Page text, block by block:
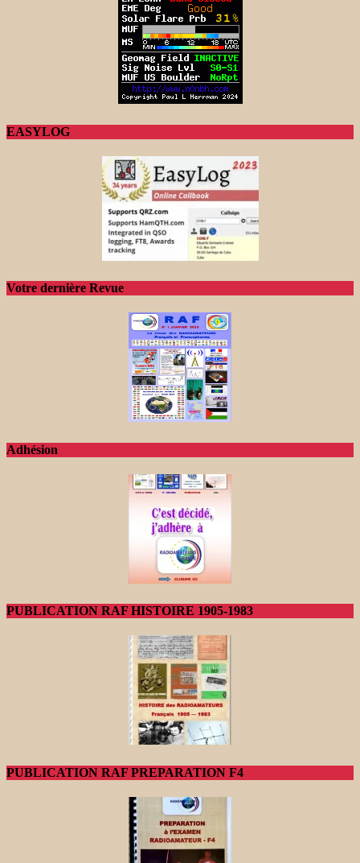
EASYLOG
Votre dernière Revue
Adhésion
PUBLICATION RAF HISTOIRE 1905-1983
PUBLICATION RAF PREPARATION F4